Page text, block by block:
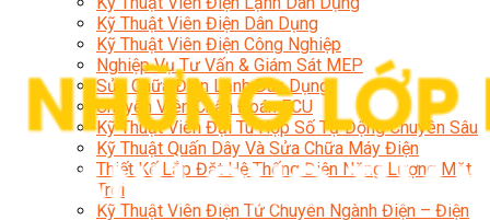
Kỹ Thuật Viên Điện Dân Dụng
Kỹ Thuật Viên Điện Công Nghiệp
Nghiệp Vụ Tư Vấn & Giám Sát MEP
Sửa Chữa Điện Lạnh Dân Dụng
Chuyên Viên Chẩn Đoán ECU
Kỹ Thuật Viên Đại Tu Hộp Số Tự Động Chuyên Sâu
Kỹ Thuật Quấn Dây Và Sửa Chữa Máy Điện
Thiết Kế Lắp Đặt Hệ Thống Điện Năng Lượng Mặt
Trời
Kỹ Thuật Viên Điện Tử Chuyên Ngành Điện – Điện